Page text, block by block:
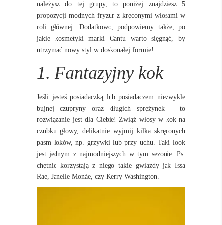
należysz do tej grupy, to poniżej znajdziesz 5
propozycji modnych fryzur z kręconymi włosami w
roli głównej. Dodatkowo, podpowiemy także, po
jakie kosmetyki marki Cantu warto sięgnąć, by
utrzymać nowy styl w doskonałej formie!
1. Fantazyjny kok
Jeśli jesteś posiadaczką lub posiadaczem niezwykle
bujnej czupryny oraz długich sprężynek – to
rozwiązanie jest dla Ciebie! Zwiąż włosy w kok na
czubku głowy, delikatnie wyjmij kilka skręconych
pasm loków, np. grzywki lub przy uchu. Taki look
jest jednym z najmodniejszych w tym sezonie. Ps.
chętnie korzystają z niego takie gwiazdy jak Issa
Rae, Janelle Monáe, czy Kerry Washington.